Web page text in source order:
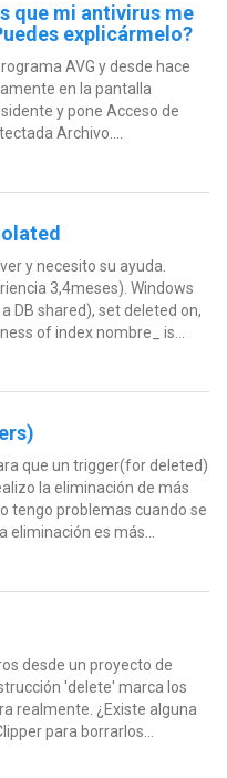
que mi antivirus me
explicármelo?
AVG y desde hace
en la pantalla
y pone Acceso de
Archivo....
y necesito su ayuda.
3,4meses). Windows
DB shared), set deleted on,
of index nombre_ is...
que un trigger(for deleted)
la eliminación de más
tengo problemas cuando se
eliminación es más...
desde un proyecto de
'delete' marca los
realmente. ¿Existe alguna
para borrarlos...